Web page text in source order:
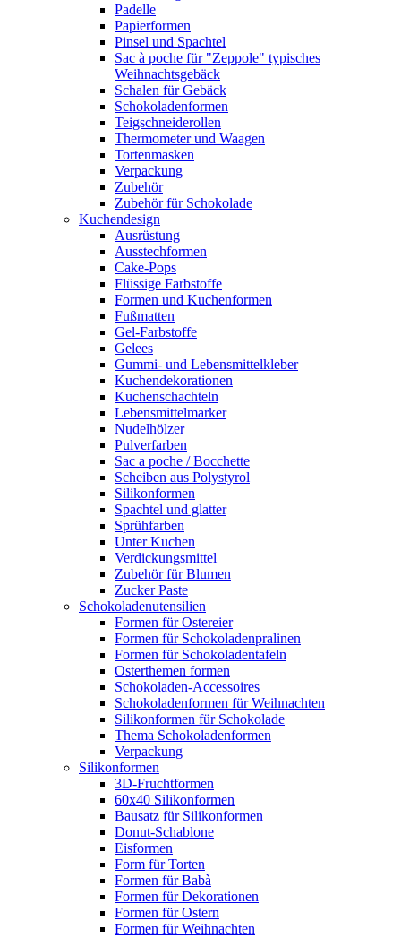
Padelle
Papierformen
Pinsel und Spachtel
Sac à poche für "Zeppole" typisches
Weihnachtsgebäck
Schalen für Gebäck
Schokoladenformen
Teigschneiderollen
Thermometer und Waagen
Tortenmasken
Verpackung
Zubehör
Zubehör für Schokolade
Kuchendesign
Ausrüstung
Ausstechformen
Cake-Pops
Flüssige Farbstoffe
Formen und Kuchenformen
Fußmatten
Gel-Farbstoffe
Gelees
Gummi- und Lebensmittelkleber
Kuchendekorationen
Kuchenschachteln
Lebensmittelmarker
Nudelhölzer
Pulverfarben
Sac a poche / Bocchette
Scheiben aus Polystyrol
Silikonformen
Spachtel und glatter
Sprühfarben
Unter Kuchen
Verdickungsmittel
Zubehör für Blumen
Zucker Paste
Schokoladenutensilien
Formen für Ostereier
Formen für Schokoladenpralinen
Formen für Schokoladentafeln
Osterthemen formen
Schokoladen-Accessoires
Schokoladenformen für Weihnachten
Silikonformen für Schokolade
Thema Schokoladenformen
Verpackung
Silikonformen
3D-Fruchtformen
60x40 Silikonformen
Bausatz für Silikonformen
Donut-Schablone
Eisformen
Form für Torten
Formen für Babà
Formen für Dekorationen
Formen für Ostern
Formen für Weihnachten